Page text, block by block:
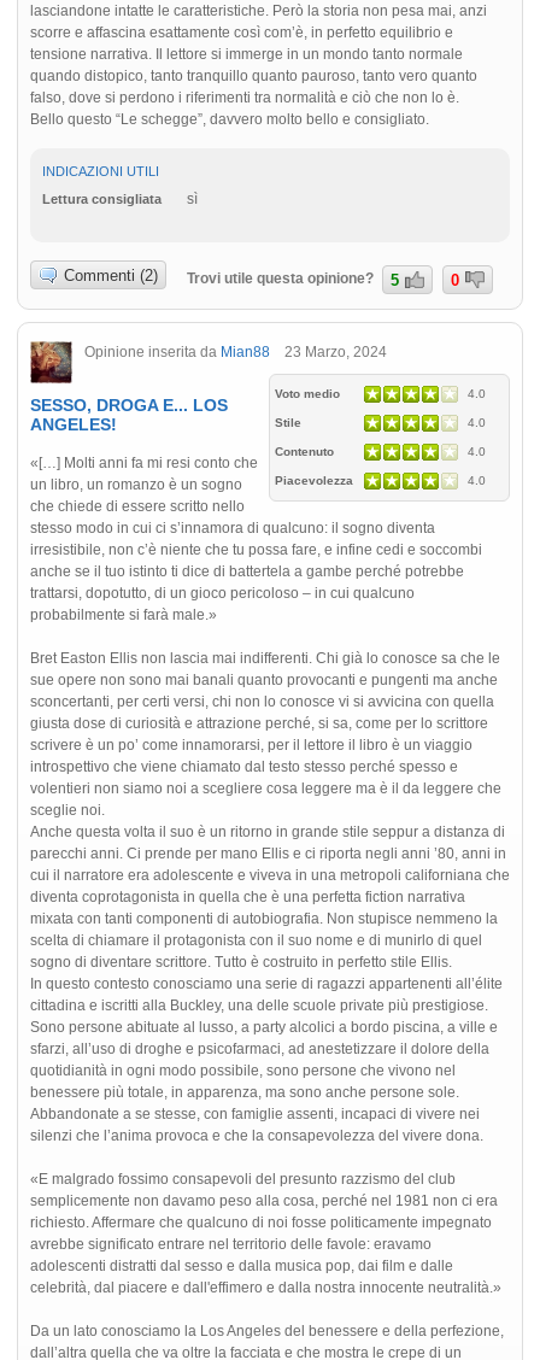
lasciandone intatte le caratteristiche. Però la storia non pesa mai, anzi
scorre e affascina esattamente così com’è, in perfetto equilibrio e
tensione narrativa. Il lettore si immerge in un mondo tanto normale
quando distopico, tanto tranquillo quanto pauroso, tanto vero quanto
falso, dove si perdono i riferimenti tra normalità e ciò che non lo è.
Bello questo “Le schegge”, davvero molto bello e consigliato.
INDICAZIONI UTILI
Lettura consigliata
sì
Commenti (2) Trovi utile questa opinione? 5 0
Opinione inserita da Mian88 23 Marzo, 2024
Voto medio 4.0
Stile 4.0
Contenuto 4.0
Piacevolezza 4.0
SESSO, DROGA E... LOS
ANGELES!
«[…] Molti anni fa mi resi conto che
un libro, un romanzo è un sogno
che chiede di essere scritto nello
stesso modo in cui ci s’innamora di qualcuno: il sogno diventa
irresistibile, non c’è niente che tu possa fare, e infine cedi e soccombi
anche se il tuo istinto ti dice di battertela a gambe perché potrebbe
trattarsi, dopotutto, di un gioco pericoloso – in cui qualcuno
probabilmente si farà male.»
Bret Easton Ellis non lascia mai indifferenti. Chi già lo conosce sa che le
sue opere non sono mai banali quanto provocanti e pungenti ma anche
sconcertanti, per certi versi, chi non lo conosce vi si avvicina con quella
giusta dose di curiosità e attrazione perché, si sa, come per lo scrittore
scrivere è un po’ come innamorarsi, per il lettore il libro è un viaggio
introspettivo che viene chiamato dal testo stesso perché spesso e
volentieri non siamo noi a scegliere cosa leggere ma è il da leggere che
sceglie noi.
Anche questa volta il suo è un ritorno in grande stile seppur a distanza di
parecchi anni. Ci prende per mano Ellis e ci riporta negli anni ’80, anni in
cui il narratore era adolescente e viveva in una metropoli californiana che
diventa coprotagonista in quella che è una perfetta fiction narrativa
mixata con tanti componenti di autobiografia. Non stupisce nemmeno la
scelta di chiamare il protagonista con il suo nome e di munirlo di quel
sogno di diventare scrittore. Tutto è costruito in perfetto stile Ellis.
In questo contesto conosciamo una serie di ragazzi appartenenti all’élite
cittadina e iscritti alla Buckley, una delle scuole private più prestigiose.
Sono persone abituate al lusso, a party alcolici a bordo piscina, a ville e
sfarzi, all’uso di droghe e psicofarmaci, ad anestetizzare il dolore della
quotidianità in ogni modo possibile, sono persone che vivono nel
benessere più totale, in apparenza, ma sono anche persone sole.
Abbandonate a se stesse, con famiglie assenti, incapaci di vivere nei
silenzi che l’anima provoca e che la consapevolezza del vivere dona.
«E malgrado fossimo consapevoli del presunto razzismo del club
semplicemente non davamo peso alla cosa, perché nel 1981 non ci era
richiesto. Affermare che qualcuno di noi fosse politicamente impegnato
avrebbe significato entrare nel territorio delle favole: eravamo
adolescenti distratti dal sesso e dalla musica pop, dai film e dalle
celebrità, dal piacere e dall'effimero e dalla nostra innocente neutralità.»
Da un lato conosciamo la Los Angeles del benessere e della perfezione,
dall’altra quella che va oltre la facciata e che mostra le crepe di un